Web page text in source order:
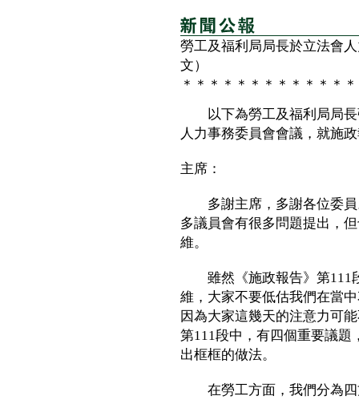
勞工及福利局局長於立法會
文）
＊＊＊＊＊＊＊＊＊＊＊＊
以下為勞工及福利局局長
人力事務委員會會議，就施
主席：
多謝主席，多謝各位委員
多議員會有很多問題提出，
維。
雖然《施政報告》第111
維，大家不要低估我們在當
因為大家這幾天的注意力可
第111段中，有四個重要議題
出框框的做法。
在勞工方面，我們分為四